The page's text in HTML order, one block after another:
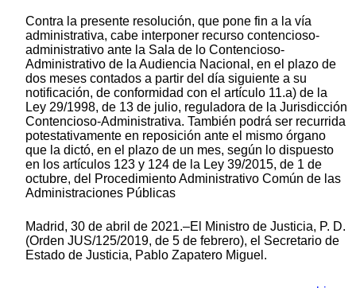
Contra la presente resolución, que pone fin a la vía
administrativa, cabe interponer recurso contencioso-
administrativo ante la Sala de lo Contencioso-
Administrativo de la Audiencia Nacional, en el plazo de
dos meses contados a partir del día siguiente a su
notificación, de conformidad con el artículo 11.a) de la
Ley 29/1998, de 13 de julio, reguladora de la Jurisdicción
Contencioso-Administrativa. También podrá ser recurrida
potestativamente en reposición ante el mismo órgano
que la dictó, en el plazo de un mes, según lo dispuesto
en los artículos 123 y 124 de la Ley 39/2015, de 1 de
octubre, del Procedimiento Administrativo Común de las
Administraciones Públicas
Madrid, 30 de abril de 2021.–El Ministro de Justicia, P. D.
(Orden JUS/125/2019, de 5 de febrero), el Secretario de
Estado de Justicia, Pablo Zapatero Miguel.